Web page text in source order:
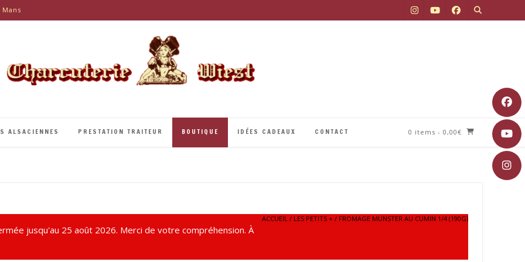
ALSACIENNES PRESTATION TRAITEUR BOUTIQUE IDÉES CADEAUX CONTACT 0 items - 0,00€
ACCUEIL / LES PETITS + / FROMAGE MUNSTER AU CUMIN 1/4 (190G)
jusqu'au 25 août 2026. Merci de votre compréhension. À